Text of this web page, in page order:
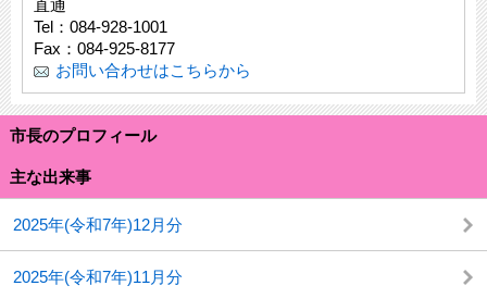
市長のプロフィール
主な出来事
2025年(令和7年)12月分
2025年(令和7年)11月分
直通
Tel：084-928-1001
Fax：084-925-8177
お問い合わせはこちらから